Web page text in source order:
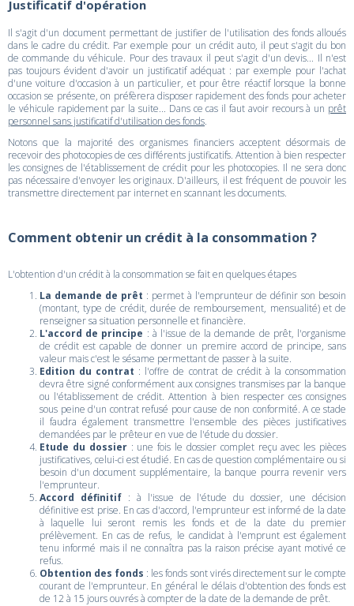
Justificatif d'opération
Il s'agit d'un document permettant de justifier de l'utilisation des fonds alloués
dans le cadre du crédit. Par exemple pour un crédit auto, il peut s'agit du bon
de commande du véhicule. Pour des travaux il peut s'agit d'un devis... Il n'est
pas toujours évident d'avoir un justificatif adéquat : par exemple pour l'achat
d'une voiture d'occasion à un particulier, et pour être réactif lorsque la bonne
occasion se présente, on préfèrera disposer rapidement des fonds pour acheter
le véhicule rapidement par la suite... Dans ce cas il faut avoir recours à un prêt
personnel sans justificatif d'utilisation des fonds.
Notons que la majorité des organismes financiers acceptent désormais de
recevoir des photocopies de ces différents justificatifs. Attention à bien respecter
les consignes de l'établissement de crédit pour les photocopies. Il ne sera donc
pas nécessaire d'envoyer les originaux. D'ailleurs, il est fréquent de pouvoir les
transmettre directement par internet en scannant les documents.
Comment obtenir un crédit à la consommation ?
L'obtention d'un crédit à la consommation se fait en quelques étapes
La demande de prêt : permet à l'emprunteur de définir son besoin
(montant, type de crédit, durée de remboursement, mensualité) et de
renseigner sa situation personnelle et financière.
L'accord de principe : à l'issue de la demande de prêt, l'organisme
de crédit est capable de donner un premire accord de principe, sans
valeur mais c'est le sésame permettant de passer à la suite.
Edition du contrat : l'offre de contrat de crédit à la consommation
devra être signé conformément aux consignes transmises par la banque
ou l'établissement de crédit. Attention à bien respecter ces consignes
sous peine d'un contrat refusé pour cause de non conformité. A ce stade
il faudra également transmettre l'ensemble des pièces justificatives
demandées par le prêteur en vue de l'étude du dossier.
Etude du dossier: une fois le dossier complet reçu avec les pièces
justificatives, celui-ci est étudié. En cas de question complémentaire ou si
besoin d'un document supplémentaire, la banque pourra revenir vers
l'emprunteur.
Accord définitif: à l'issue de l'étude du dossier, une décision
définitive est prise. En cas d'accord, l'emprunteur est informé de la date
à laquelle lui seront remis les fonds et de la date du premier
prélèvement. En cas de refus, le candidat à l'emprunt est également
tenu informé mais il ne connaîtra pas la raison précise ayant motivé ce
refus.
Obtention des fonds : les fonds sont virés directement sur le compte
courant de l'emprunteur. En général le délais d'obtention des fonds est
de 12 à 15 jours ouvrés à compter de la date de la demande de prêt.